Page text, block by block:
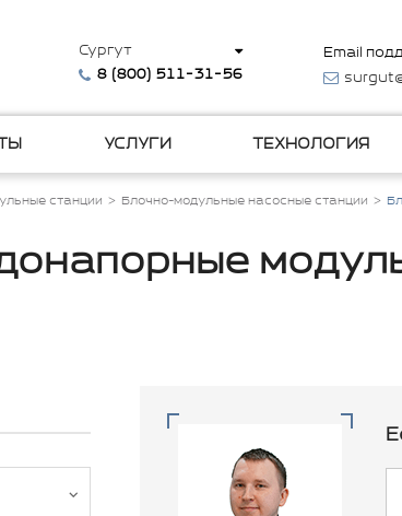
Сургут
8 (800) 511-31-56
Email
УСЛУГИ ТЕХНОЛОГИЯ
станции Блочно-модульные насосные станции